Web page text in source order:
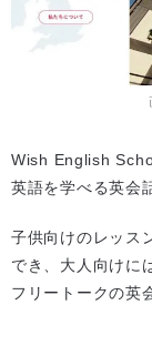
Wish English
英語を学べる英会
子供向けのレッス
でき、大人向けに
フリートークの英